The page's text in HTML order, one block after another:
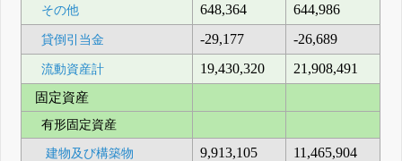
その他 648,364 644,986
貸倒引当金 -29,177 -26,689
流動資産計 19,430,320
21,908,491
固定資産
有形固定資産
建物及び構築物 9,913,105 11,465,904